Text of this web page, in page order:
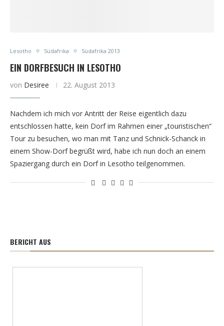
Lesotho Südafrika Südafrika 2013
EIN DORFBESUCH IN LESOTHO
von Desiree 22. August 2013
Nachdem ich mich vor Antritt der Reise eigentlich dazu
entschlossen hatte, kein Dorf im Rahmen einer „touristischen“
Tour zu besuchen, wo man mit Tanz und Schnick-Schanck in
einem Show-Dorf begrüßt wird, habe ich nun doch an einem
Spaziergang durch ein Dorf in Lesotho teilgenommen.
BERICHT AUS